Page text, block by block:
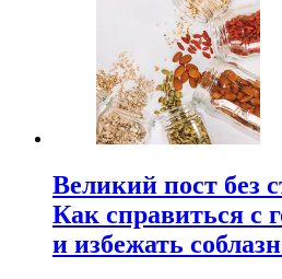
Великий пост без
Как справиться с
и избежать